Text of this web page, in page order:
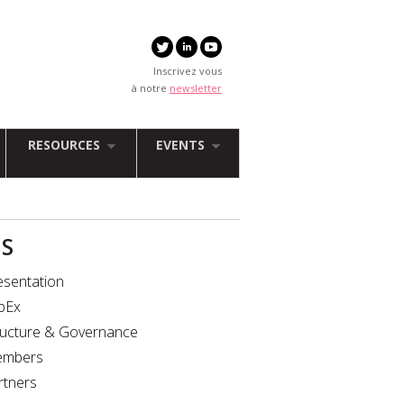
Inscrivez vous
à notre newsletter
RESOURCES EVENTS
& Governance